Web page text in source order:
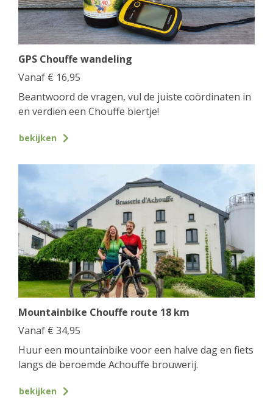
GPS Chouffe wandeling
Vanaf € 16,95
Beantwoord de vragen, vul de juiste coördinaten in
en verdien een Chouffe biertje!
bekijken
Mountainbike Chouffe route 18 km
Vanaf € 34,95
Huur een mountainbike voor een halve dag en fiets
langs de beroemde Achouffe brouwerij.
bekijken